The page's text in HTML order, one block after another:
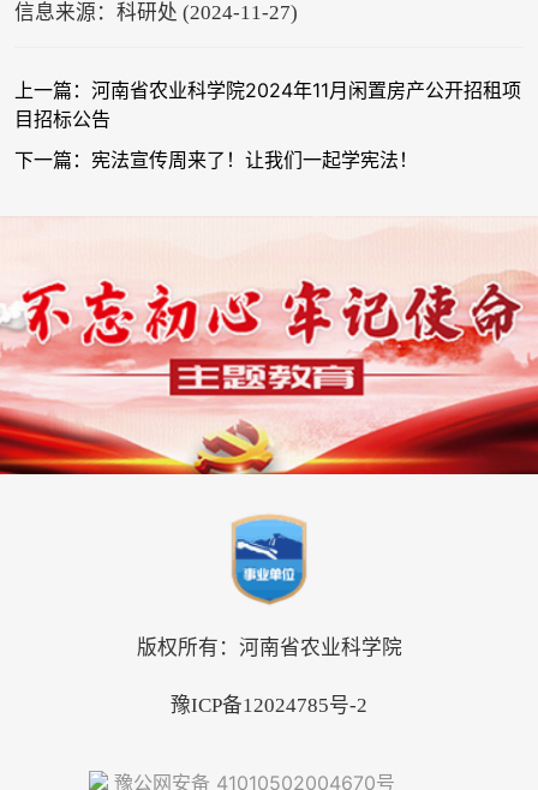
信息来源：科研处 (2024-11-27)
上一篇：河南省农业科学院2024年11月闲置房产公开招租项
目招标公告
下一篇：宪法宣传周来了！让我们一起学宪法！
版权所有：河南省农业科学院
豫ICP备12024785号-2
豫公网安备 41010502004670号